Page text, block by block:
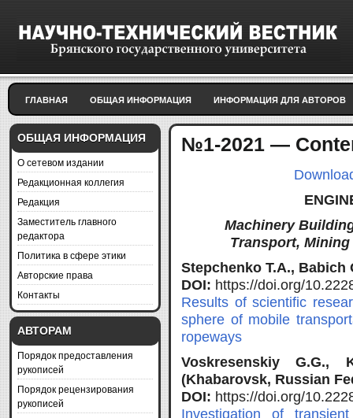
ГЛАВНАЯ ОБЩАЯ ИНФОРМАЦИЯ ИНФОРМАЦИЯ ДЛЯ АВТОРОВ
ОБЩАЯ ИНФОРМАЦИЯ
О сетевом издании
Редакционная коллегия
Редакция
Заместитель главного
редактора
Политика в сфере этики
Авторские права
Контакты
АВТОРАМ
Порядок предоставления
рукописей
Порядок рецензирования
рукописей
№1-2021 —
Machinery
Transport,
Stepchenko T.A., Babich
DOI: https://doi.org/
Results of scientific
sphere of mobile
ropeways
Voskresenskiy G.G.,
(Khabarovsk, Russian
DOI: https://doi.org/
Investigation of